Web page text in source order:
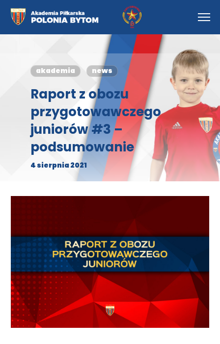
akademia news
Raport z obozu
przygotowawczego
juniorów #3 –
podsumowanie
4 sierpnia 2021